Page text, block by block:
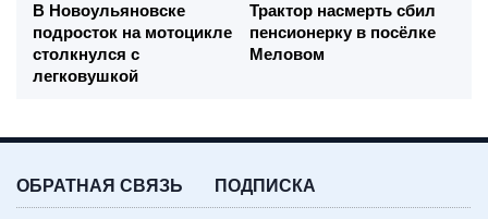
В Новоульяновске
подросток на мотоцикле
столкнулся с
легковушкой
Трактор насмерть сбил
пенсионерку в посёлке
Меловом
ОБРАТНАЯ СВЯЗЬ ПОДПИСКА